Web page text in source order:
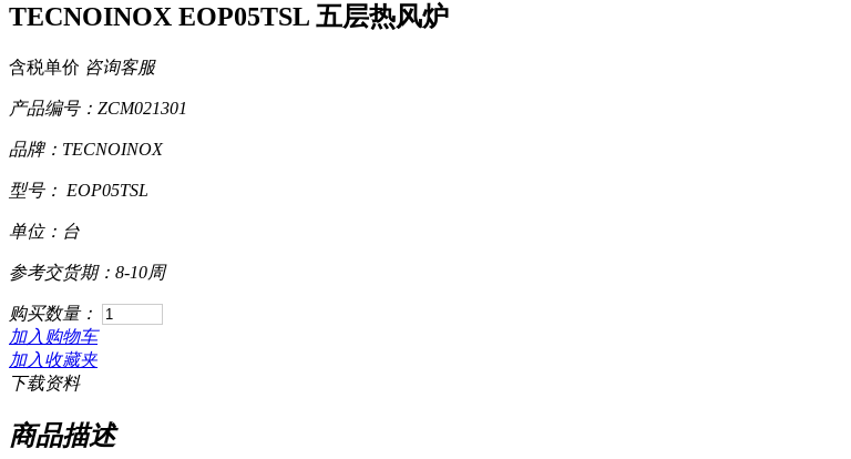
TECNOINOX EOP05TSL 五层热风炉
含税单价 咨询客服
产品编号：ZCM021301
品牌：TECNOINOX
型号： EOP05TSL
单位：台
参考交货期：8-10周
购买数量：
加入购物车
加入收藏夹
下载资料
商品描述